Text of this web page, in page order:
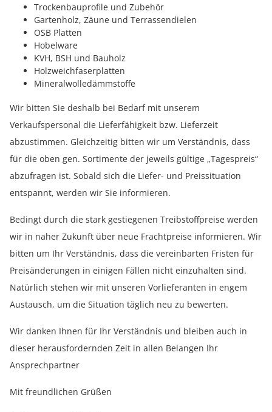
Trockenbauprofile und Zubehör
Gartenholz, Zäune und Terrassendielen
OSB Platten
Hobelware
KVH, BSH und Bauholz
Holzweichfaserplatten
Mineralwolledämmstoffe
Wir bitten Sie deshalb bei Bedarf mit unserem
Verkaufspersonal die Lieferfähigkeit bzw. Lieferzeit
abzustimmen. Gleichzeitig bitten wir um Verständnis, dass
für die oben gen. Sortimente der jeweils gültige „Tagespreis“
abzufragen ist. Sobald sich die Liefer- und Preissituation
entspannt, werden wir Sie informieren.
Bedingt durch die stark gestiegenen Treibstoffpreise werden
wir in naher Zukunft über neue Frachtpreise informieren. Wir
bitten um Ihr Verständnis, dass die vereinbarten Fristen für
Preisänderungen in einigen Fällen nicht einzuhalten sind.
Natürlich stehen wir mit unseren Vorlieferanten in engem
Austausch, um die Situation täglich neu zu bewerten.
Wir danken Ihnen für Ihr Verständnis und bleiben auch in
dieser herausfordernden Zeit in allen Belangen Ihr
Ansprechpartner
Mit freundlichen Grüßen